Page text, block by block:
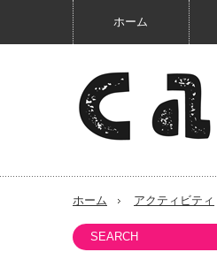
ホーム
ホーム アクティビティ